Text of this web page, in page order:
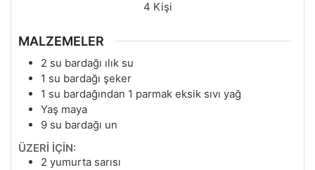
4 Kişi
MALZEMELER
2 su bardağı ılık su
1 su bardağı şeker
1 su bardağından 1 parmak eksik sıvı yağ
Yaş maya
9 su bardağı un
ÜZERİ İÇİN:
2 yumurta sarısı